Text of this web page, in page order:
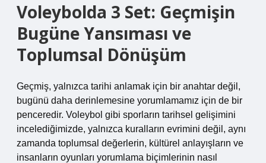
Voleybolda 3 Set: Geçmişin
Bugüne Yansıması ve
Toplumsal Dönüşüm
Geçmiş, yalnızca tarihi anlamak için bir anahtar değil,
bugünü daha derinlemesine yorumlamamız için de bir
penceredir. Voleybol gibi sporların tarihsel gelişimini
incelediğimizde, yalnızca kuralların evrimini değil, aynı
zamanda toplumsal değerlerin, kültürel anlayışların ve
insanların oyunları yorumlama biçimlerinin nasıl